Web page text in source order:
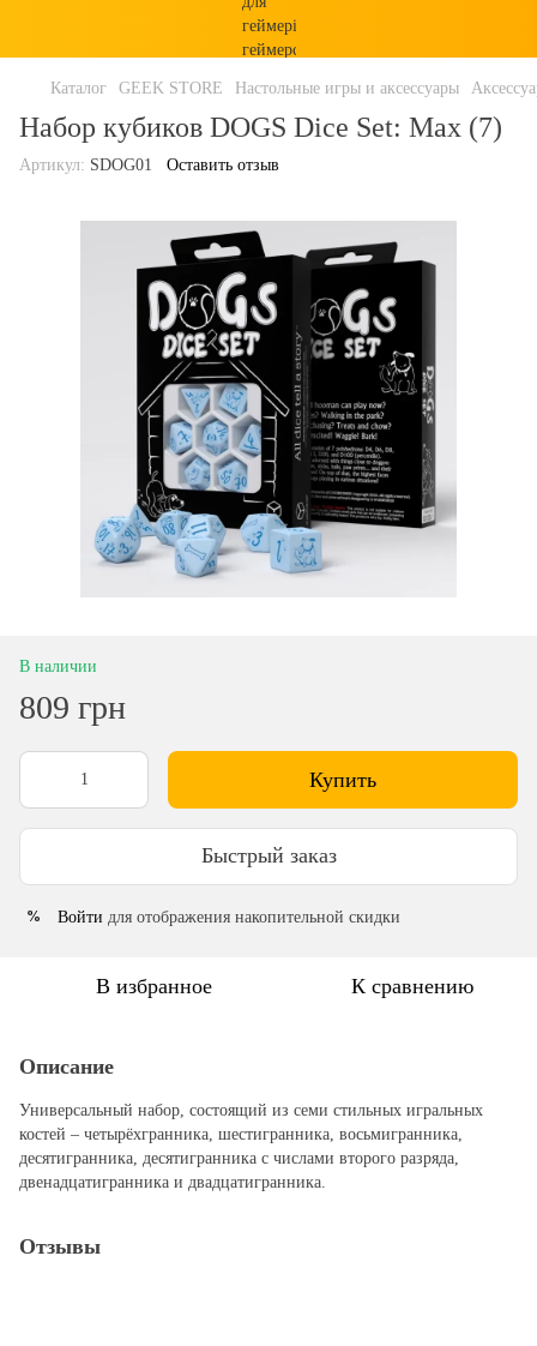
Каталог GEEK STORE Настольные игры и аксессуары
Набор кубиков DOGS Dice Set: Max (7)
Артикул: SDOG01 Оставить отзыв
В наличии
809 грн
Купить
Быстрый заказ
% Войти для отображения накопительной скидки
В избранное К сравнению
Описание
Универсальный набор, состоящий из семи стильных игральных
костей – четырёхгранника, шестигранника, восьмигранника,
десятигранника, десятигранника с числами второго разряда,
двенадцатигранника и двадцатигранника.
Отзывы